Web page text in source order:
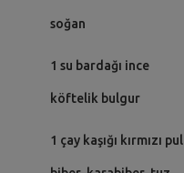
soğan
1 su bardağı ince
köftelik bulgur
1 çay kaşığı kırmızı pul